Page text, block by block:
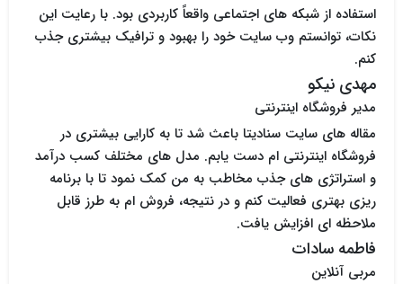
استفاده از شبکه های اجتماعی واقعاً کاربردی بود. با رعایت این
نکات، توانستم وب سایت خود را بهبود و ترافیک بیشتری جذب
کنم.
مهدی نیکو
مدیر فروشگاه اینترنتی
مقاله های سایت سنادیتا باعث شد تا به کارایی بیشتری در
فروشگاه اینترنتی ام دست یابم. مدل های مختلف کسب درآمد
و استراتژی های جذب مخاطب به من کمک نمود تا با برنامه
ریزی بهتری فعالیت کنم و در نتیجه، فروش ام به طرز قابل
ملاحظه ای افزایش یافت.
فاطمه سادات
مربی آنلاین